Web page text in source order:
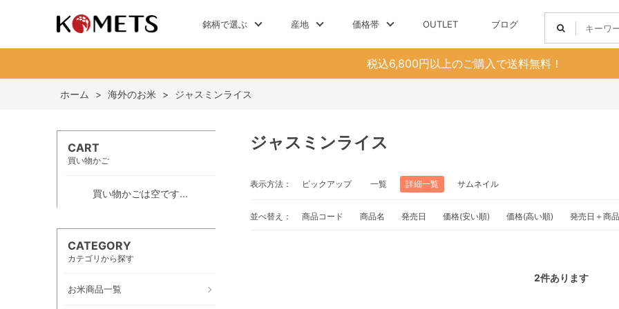
銘柄で選ぶ 産地 価格帯 OUTLET ブログ
税込6,800円以上のご購入で送料無料！
ホーム > 海外のお米 > ジャスミンライス
CART
買い物かご
買い物かごは空です...
CATEGORY
カテゴリから探す
お米商品一覧
ジャスミンライス
表示方法： ピックアップ 一覧 詳細一覧 サムネイル
並べ替え： 商品コード 商品名 発売日 価格(安い順) 価格(高い順) 発売日＋商
2件あります